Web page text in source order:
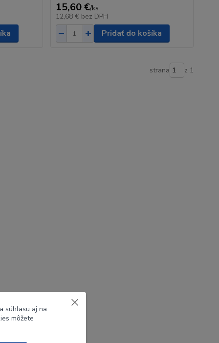
15,60 €/ks
12,68 € bez DPH
Pridať do košíka
strana z 1
súhlasu aj na
môžete